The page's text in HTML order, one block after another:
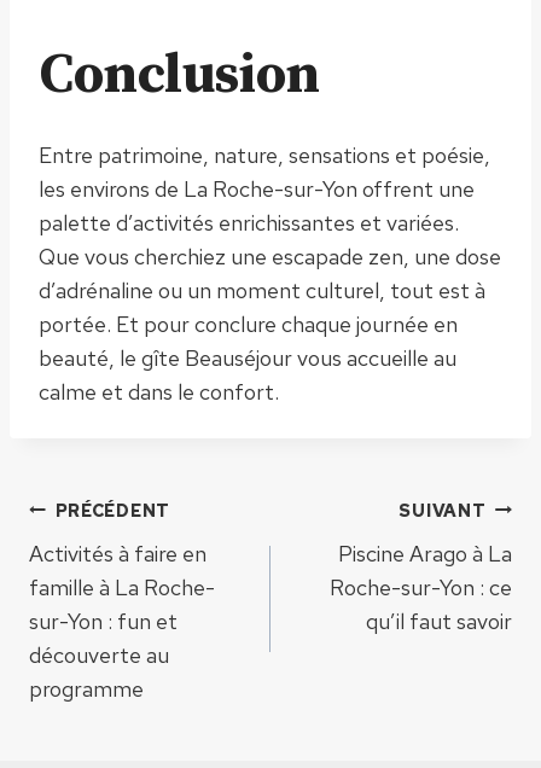
Conclusion
Entre patrimoine, nature, sensations et poésie,
les environs de La Roche-sur-Yon offrent une
palette d’activités enrichissantes et variées.
Que vous cherchiez une escapade zen, une dose
d’adrénaline ou un moment culturel, tout est à
portée. Et pour conclure chaque journée en
beauté, le gîte Beauséjour vous accueille au
calme et dans le confort.
Navigation
de
l’article
PRÉCÉDENT
Activités à faire en
famille à La Roche-
sur-Yon : fun et
découverte au
programme
SUIVANT
Piscine Arago à La
Roche-sur-Yon : ce
qu’il faut savoir